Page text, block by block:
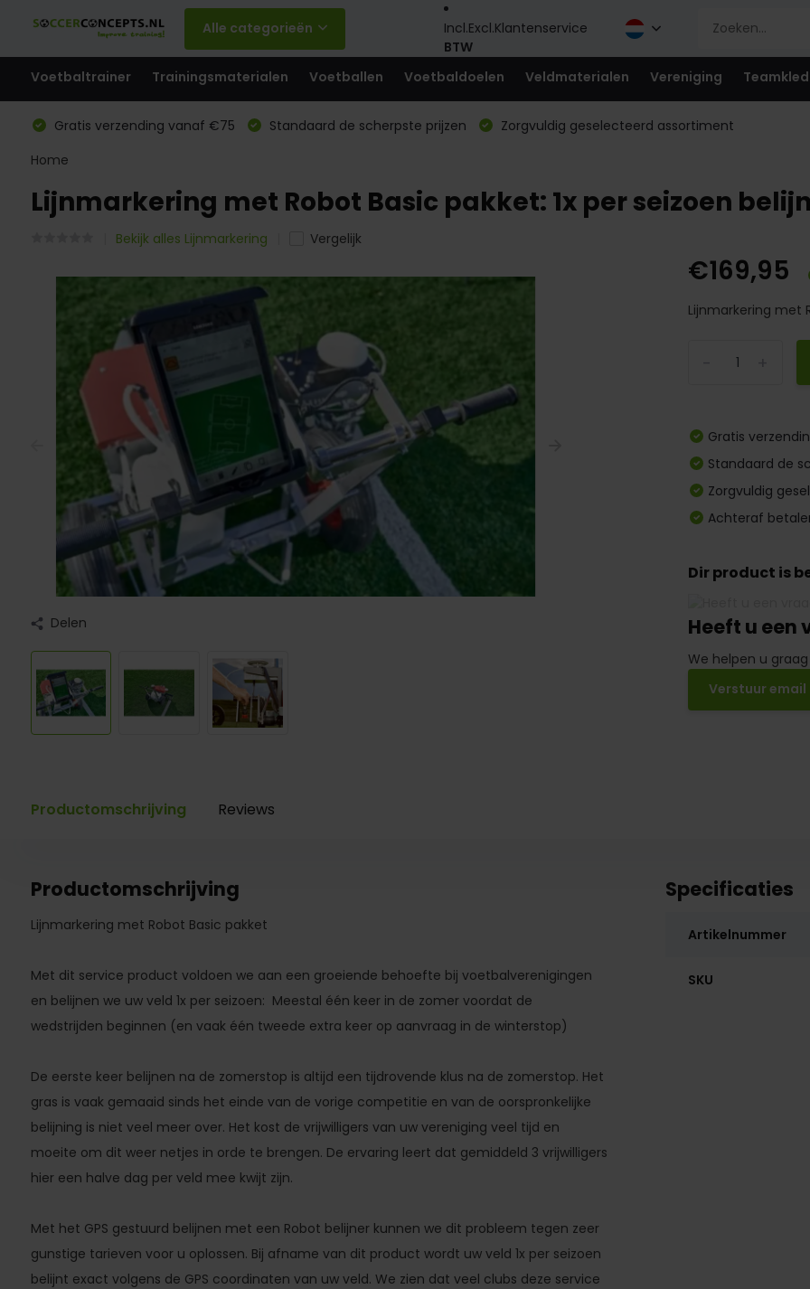
Alle categorieën Incl.Excl.
BTW
Klantenservice
Voetbaltrainer Trainingsmaterialen Voetballen Voetbaldoelen Veldmaterialen Vereniging
Gratis verzending vanaf €75 Standaard de scherpste prijzen
Zorgvuldig geselecteerd assortiment
Home
Lijnmarkering met Robot Basic pakket: 1x per seizoen
Bekijk alles Lijnmarkering Vergelijk
Delen
€169,95
Lijnmarkering met
Gratis
Standaard de
Zorgvuldig
Achteraf
Dir product is
Heeft u een
We helpen u
Verstuur email
Productomschrijving Reviews
Productomschrijving
Lijnmarkering met Robot Basic pakket
Met dit service product voldoen we aan een groeiende behoefte bij voetbalverenigingen
en belijnen we uw veld 1x per seizoen: Meestal één keer in de zomer voordat de
wedstrijden beginnen (en vaak één tweede extra keer op aanvraag in de winterstop)
De eerste keer belijnen na de zomerstop is altijd een tijdrovende klus na de zomerstop. Het
gras is vaak gemaaid sinds het einde van de vorige competitie en van de oorspronkelijke
belijning is niet veel meer over. Het kost de vrijwilligers van uw vereniging veel tijd en
moeite om dit weer netjes in orde te brengen. De ervaring leert dat gemiddeld 3 vrijwilligers
hier een halve dag per veld mee kwijt zijn.
Met het GPS gestuurd belijnen met een Robot belijner kunnen we dit probleem tegen zeer
gunstige tarieven voor u oplossen. Bij afname van dit product wordt uw veld 1x per seizoen
belijnt exact volgens de GPS coordinaten van uw veld. We zien dat veel clubs deze service
Specificaties
Artikelnummer
SKU